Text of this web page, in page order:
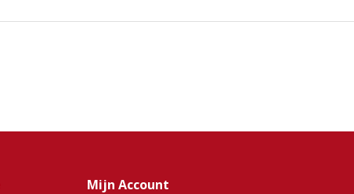
Mijn Account